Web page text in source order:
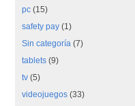
pc (15)
safety pay (1)
Sin categoría (7)
tablets (9)
tv (5)
videojuegos (33)